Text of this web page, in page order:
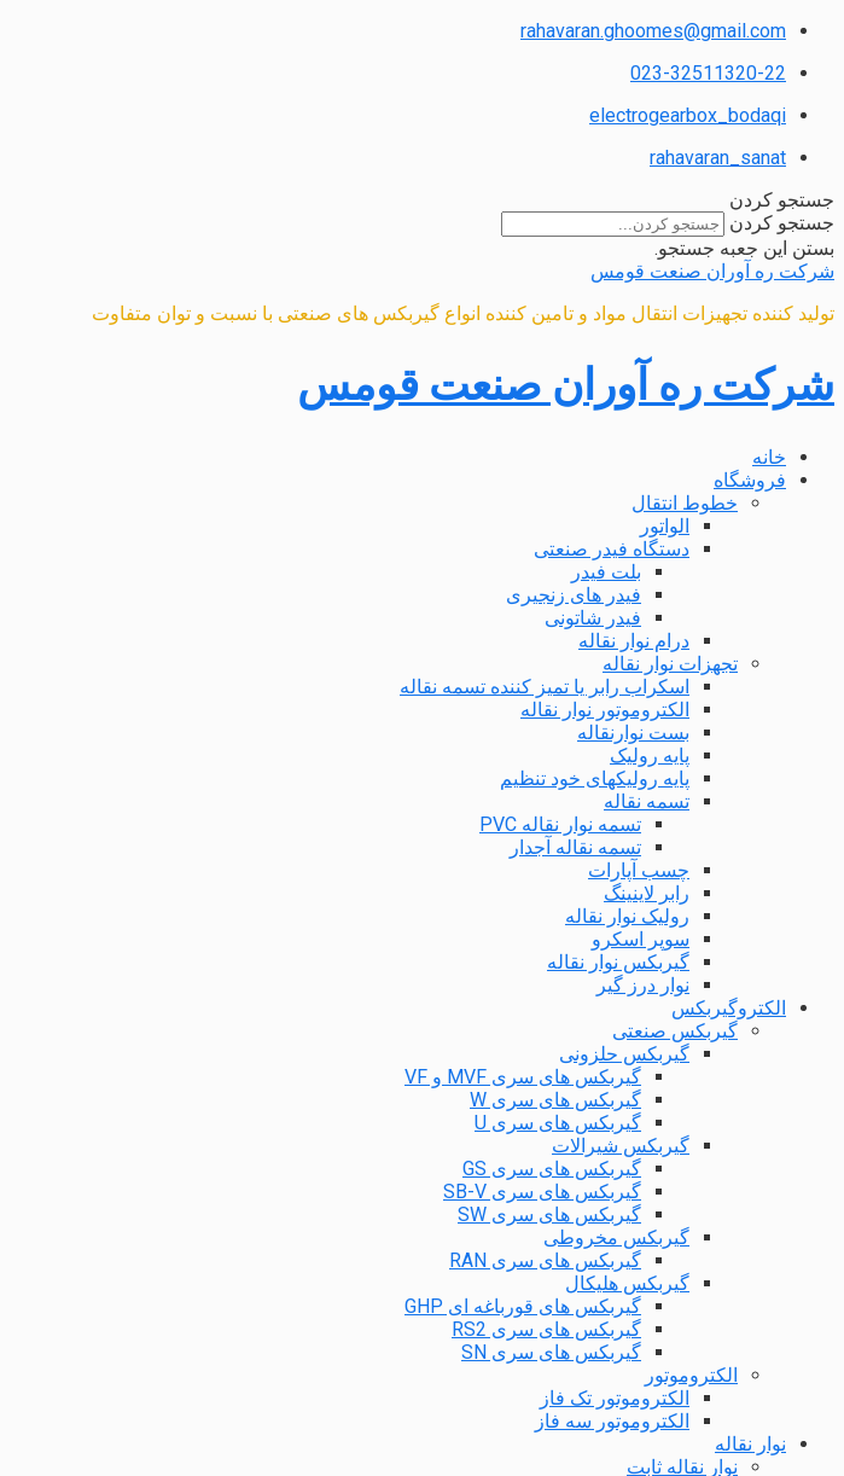
rahavaran.ghoomes@gmail.com
023-32511320-22
electrogearbox_bodaqi
rahavaran_sanat
جستجو کردن
جستجو کردن
بستن این جعبه جستجو.
شرکت ره آوران صنعت قومس
تولید کننده تجهیزات انتقال مواد و تامین کننده انواع گیربکس های صنعتی با نسبت و توان متفاوت
شرکت ره آوران صنعت قومس
خانه
فروشگاه
خطوط انتقال
الواتور
دستگاه فیدر صنعتی
بلت فیدر
فیدر های زنجیری
فیدر شاتونی
درام نوار نقاله
تجهزات نوار نقاله
اسکراب رابر یا تمیز کننده تسمه نقاله
الکتروموتور نوار نقاله
بست نوارنقاله
پایه رولیک
پایه رولیکهای خود تنظیم
تسمه نقاله
تسمه نوار نقاله PVC
تسمه نقاله آجدار
چسب آپارات
رابر لاینینگ
رولیک نوار نقاله
سوپر اسکرو
گیربکس نوار نقاله
نوار درز گیر
الکتروگیربکس
گیربکس صنعتی
گیربکس حلزونی
گیربکس های سری MVF و VF
گیربکس های سری W
گیربکس های سری U
گیربکس شیرالات
گیربکس های سری GS
گیربکس های سری SB-V
گیربکس های سری SW
گیربکس مخروطی
گیربکس های سری RAN
گیربکس هلیکال
گیربکس های قورباغه ای GHP
گیربکس های سری RS2
گیربکس های سری SN
الکتروموتور
الکتروموتور تک فاز
الکتروموتور سه فاز
نوار نقاله
نوار نقاله ثابت